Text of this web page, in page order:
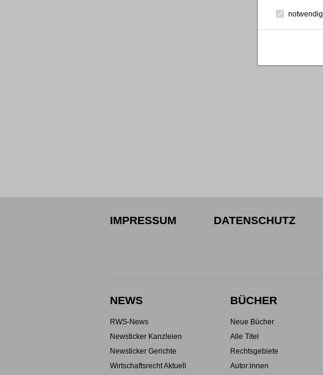
IMPRESSUM DATENSCHUTZ
NEWS
RWS-News
Newsticker Kanzleien
Newsticker Gerichte
Wirtschaftsrecht Aktuell
BÜCHER
Neue Bücher
Alle Titel
Rechtsgebiete
Autor:innen
notwendig